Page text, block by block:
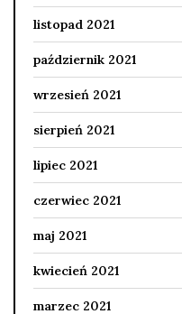
listopad 2021
październik 2021
wrzesień 2021
sierpień 2021
lipiec 2021
czerwiec 2021
maj 2021
kwiecień 2021
marzec 2021